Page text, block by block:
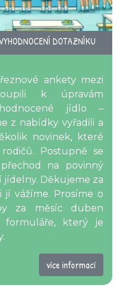
DOTAZNÍKU
ankety mezi
k úpravám
jídlo –
z nabídky vyřadili a
novinek, které
Postupně se
na povinný
Děkujeme za
jí vážíme. Prosíme o
za měsíc duben
formuláře, který je
více informací